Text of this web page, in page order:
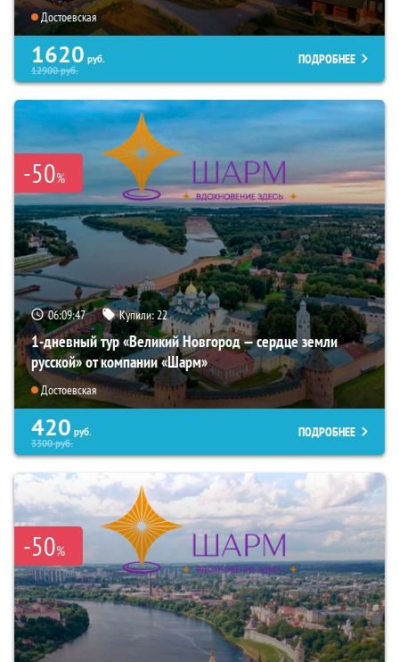
Достоевская
1620 руб.
12900руб.
ПОДРОБНЕЕ
-50%
06:09:46 Купили:22
1-дневный тур «Великий Новгород — сердце земли
русской» от компании «Шарм»
Достоевская
420 руб.
3300руб.
ПОДРОБНЕЕ
-50%